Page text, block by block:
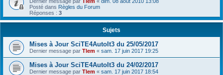
Posté dans Règles du Forum
Réponses : 3
Sujets
Mises à Jour SciTE4AutoIt3 du 25/05/2017
Dernier message par Tlem « sam. 17 juin 2017 19:25
Mises à Jour SciTE4AutoIt3 du 24/02/2017
Dernier message par Tlem « sam. 17 juin 2017 18:54